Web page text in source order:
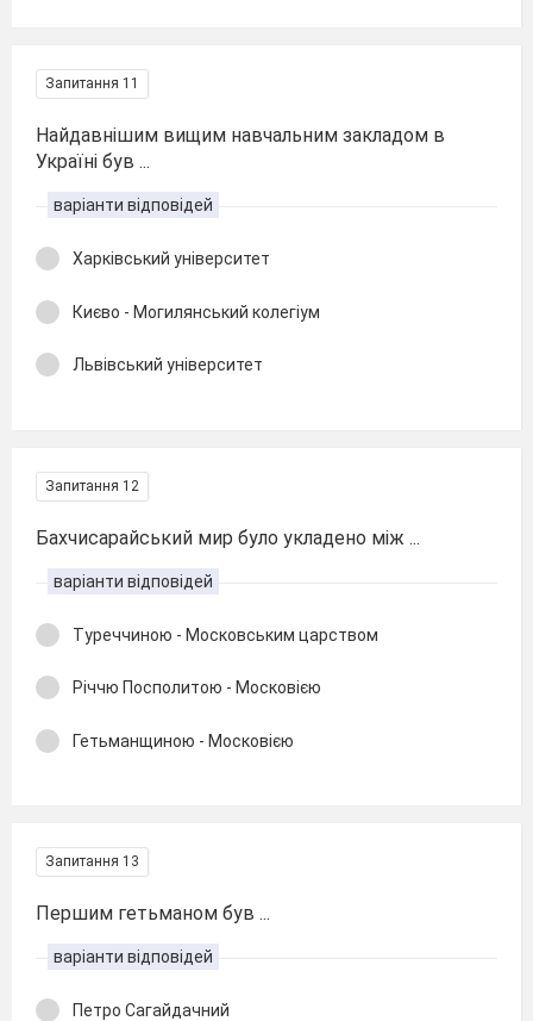
Запитання 11
Найдавнішим вищим навчальним закладом в
Україні був ...
варіанти відповідей
Харківський університет
Києво - Могилянський колегіум
Львівський університет
Запитання 12
Бахчисарайський мир було укладено між ...
варіанти відповідей
Туреччиною - Московським царством
Річчю Посполитою - Московією
Гетьманщиною - Московією
Запитання 13
Першим гетьманом був ...
варіанти відповідей
Петро Сагайдачний